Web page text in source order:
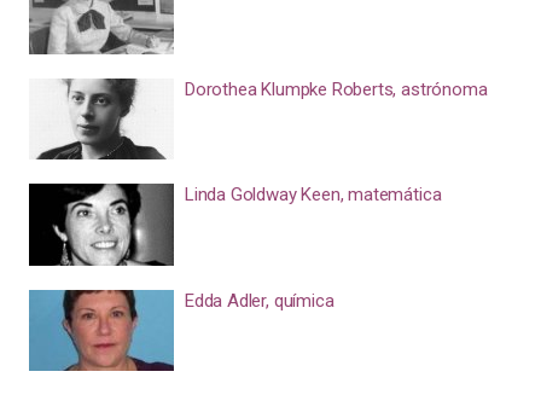
Dorothea Klumpke Roberts, astrónoma
Linda Goldway Keen, matemática
Edda Adler, química